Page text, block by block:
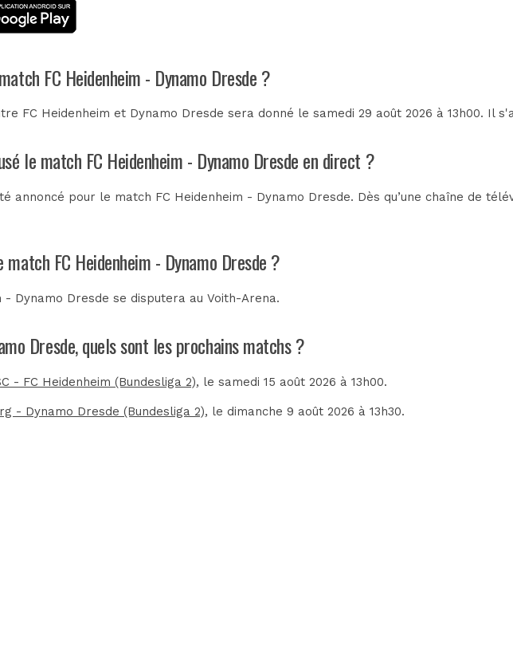
FC Heidenheim - Dynamo Dresde ?
FC Heidenheim et Dynamo Dresde sera donné le samedi 29 août 2026 à 13h00. Il
le match FC Heidenheim - Dynamo Dresde en direct ?
annoncé pour le match FC Heidenheim - Dynamo Dresde. Dès qu’une chaîne de
FC Heidenheim - Dynamo Dresde ?
- Dynamo Dresde se disputera auVoith-Arena.
Dresde, quels sont les prochains matchs ?
- FC Heidenheim (Bundesliga 2), le samedi 15 août 2026 à 13h00.
- Dynamo Dresde (Bundesliga 2), le dimanche 9 août 2026 à 13h30.